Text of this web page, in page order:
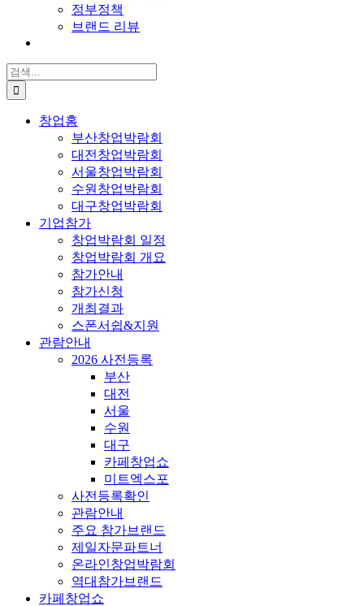
정부정책
브랜드 리뷰
검
색:
창업홈
부산창업박람회
대전창업박람회
서울창업박람회
수원창업박람회
대구창업박람회
기업참가
창업박람회 일정
창업박람회 개요
참가안내
참가신청
개최결과
스폰서쉽&지원
관람안내
2026 사전등록
부산
대전
서울
수원
대구
카페창업쇼
미트엑스포
사전등록확인
관람안내
주요 참가브랜드
제일자문파트너
온라인창업박람회
역대참가브랜드
카페창업쇼